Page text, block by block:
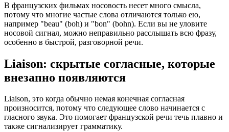
В французских фильмах носовость несет много смысла,
потому что многие частые слова отличаются только ею,
например "beau" (boh) и "bon" (bohn). Если вы не уловите
носовой сигнал, можно неправильно расслышать всю фразу,
особенно в быстрой, разговорной речи.
Liaison: скрытые согласные, которые
внезапно появляются
Liaison, это когда обычно немая конечная согласная
произносится, потому что следующее слово начинается с
гласного звука. Это помогает французской речи течь плавно и
также сигнализирует грамматику.